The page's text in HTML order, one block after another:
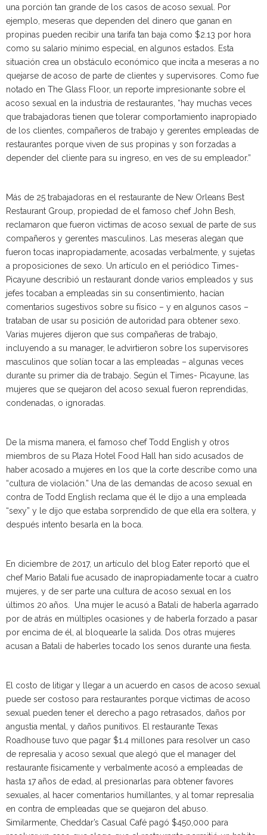
una porción tan grande de los casos de acoso sexual. Por
ejemplo, meseras que dependen del dinero que ganan en
propinas pueden recibir una tarifa tan baja como $2.13 por hora
como su salario mínimo especial, en algunos estados. Esta
situación crea un obstáculo económico que incita a meseras a no
quejarse de acoso de parte de clientes y supervisores. Como fue
notado en The Glass Floor, un reporte impresionante sobre el
acoso sexual en la industria de restaurantes, “hay muchas veces
que trabajadoras tienen que tolerar comportamiento inapropiado
de los clientes, compañeros de trabajo y gerentes empleadas de
restaurantes porque viven de sus propinas y son forzadas a
depender del cliente para su ingreso, en ves de su empleador.”
Más de 25 trabajadoras en el restaurante de New Orleans Best
Restaurant Group, propiedad de el famoso chef John Besh,
reclamaron que fueron victimas de acoso sexual de parte de sus
compañeros y gerentes masculinos. Las meseras alegan que
fueron tocas inapropiadamente, acosadas verbalmente, y sujetas
a proposiciones de sexo. Un artículo en el periódico Times-
Picayune describió un restaurant donde varios empleados y sus
jefes tocaban a empleadas sin su consentimiento, hacían
comentarios sugestivos sobre su físico – y en algunos casos –
trataban de usar su posición de autoridad para obtener sexo.
Varias mujeres dijeron que sus compañeras de trabajo,
incluyendo a su manager, le advirtieron sobre los supervisores
masculinos que solían tocar a las empleadas – algunas veces
durante su primer día de trabajo. Según el Times- Picayune, las
mujeres que se quejaron del acoso sexual fueron reprendidas,
condenadas, o ignoradas.
De la misma manera, el famoso chef Todd English y otros
miembros de su Plaza Hotel Food Hall han sido acusados de
haber acosado a mujeres en los que la corte describe como una
“cultura de violación.” Una de las demandas de acoso sexual en
contra de Todd English reclama que él le dijo a una empleada
“sexy” y le dijo que estaba sorprendido de que ella era soltera, y
después intento besarla en la boca.
En diciembre de 2017, un artículo del blog Eater reportó que el
chef Mario Batali fue acusado de inapropiadamente tocar a cuatro
mujeres, y de ser parte una cultura de acoso sexual en los
últimos 20 años. Una mujer le acusó a Batali de haberla agarrado
por de atrás en múltiples ocasiones y de haberla forzado a pasar
por encima de él, al bloquearle la salida. Dos otras mujeres
acusan a Batali de haberles tocado los senos durante una fiesta.
El costo de litigar y llegar a un acuerdo en casos de acoso sexual
puede ser costoso para restaurantes porque victimas de acoso
sexual pueden tener el derecho a pago retrasados, daños por
angustia mental, y daños punitivos. El restaurante Texas
Roadhouse tuvo que pagar $1.4 millones para resolver un caso
de represalia y acoso sexual que alegó que el manager del
restaurante físicamente y verbalmente acosó a empleadas de
hasta 17 años de edad, al presionarlas para obtener favores
sexuales, al hacer comentarios humillantes, y al tomar represalia
en contra de empleadas que se quejaron del abuso.
Similarmente, Cheddar’s Casual Café pagó $450,000 para